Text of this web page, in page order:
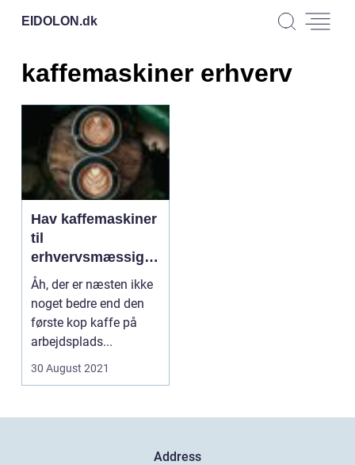
EIDOLON.dk
kaffemaskiner erhverv
Hav kaffemaskiner
til
erhvervsmæssig
brug med bredt
udvalg
Åh, der er næsten ikke
noget bedre end den
første kop kaffe på
arbejdsplads...
30 August 2021
Address